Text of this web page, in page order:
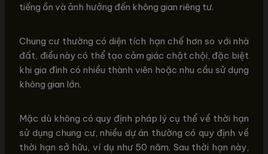
tiếng ồn và ảnh hưởng đến không gian riêng tư.
Chung cư thường có diện tích hạn chế hơn so với nhà
đất, điều này có thể tạo cảm giác chật chội, đặc biệt
khi gia đình có nhiều thành viên hoặc nhu cầu sử dụng
không gian lớn.
Mặc dù không có quy định pháp lý cụ thể về thời hạn
sử dụng chung cư, nhiều dự án thường có quy định về
thời hạn sở hữu, ví dụ như 50 năm. Sau thời hạn này,